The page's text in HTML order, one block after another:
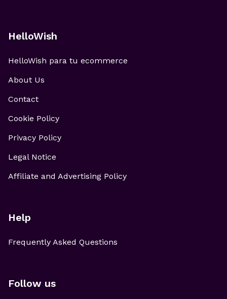
HelloWish
HelloWish para tu ecommerce
About Us
Contact
Cookie Policy
Privacy Policy
Legal Notice
Affiliate and Advertising Policy
Help
Frequently Asked Questions
Follow us